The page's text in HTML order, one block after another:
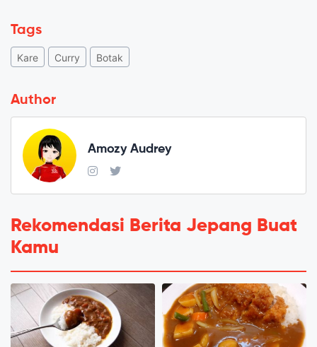
Tags
Kare Curry Botak
Author
Amozy Audrey
Rekomendasi Berita Jepang Buat
Kamu